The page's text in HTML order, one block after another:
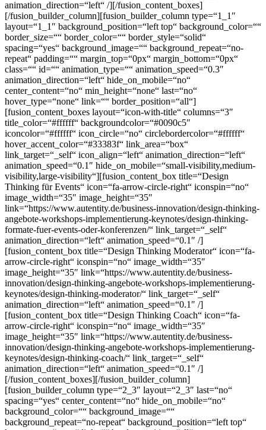
animation_direction=“left“ /][/fusion_content_boxes]
[/fusion_builder_column][fusion_builder_column type=“1_1″
layout=“1_1″ background_position=“left top“ background_color=““
border_size=““ border_color=““ border_style=“solid“
spacing=“yes“ background_image=““ background_repeat=“no-
repeat“ padding=““ margin_top=“0px“ margin_bottom=“0px“
class=““ id=““ animation_type=““ animation_speed=“0.3″
animation_direction=“left“ hide_on_mobile=“no“
center_content=“no“ min_height=“none“ last=“no“
hover_type=“none“ link=““ border_position=“all“]
[fusion_content_boxes layout=“icon-with-title“ columns=“3″
title_color=“#ffffff“ backgroundcolor=“#0090c5″
iconcolor=“#ffffff“ icon_circle=“no“ circlebordercolor=“#ffffff“
hover_accent_color=“#33383f“ link_area=“box“
link_target=“_self“ icon_align=“left“ animation_direction=“left“
animation_speed=“0.1″ hide_on_mobile=“small-visibility,medium-
visibility,large-visibility“][fusion_content_box title=“Design
Thinking für Events“ icon=“fa-arrow-circle-right“ iconspin=“no“
image_width=“35″ image_height=“35″
link=“https://www.autentity.de/business-innovation/design-thinking-
angebote-workshops-implementierung-keynotes/design-thinking-
formate-fuer-events-oder-konferenzen/“ link_target=“_self“
animation_direction=“left“ animation_speed=“0.1″ /]
[fusion_content_box title=“Design Thinking Moderator“ icon=“fa-
arrow-circle-right“ iconspin=“no“ image_width=“35″
image_height=“35″ link=“https://www.autentity.de/business-
innovation/design-thinking-angebote-workshops-implementierung-
keynotes/design-thinking-moderator/“ link_target=“_self“
animation_direction=“left“ animation_speed=“0.1″ /]
[fusion_content_box title=“Design Thinking Coach“ icon=“fa-
arrow-circle-right“ iconspin=“no“ image_width=“35″
image_height=“35″ link=“https://www.autentity.de/business-
innovation/design-thinking-angebote-workshops-implementierung-
keynotes/design-thinking-coach/“ link_target=“_self“
animation_direction=“left“ animation_speed=“0.1″ /]
[/fusion_content_boxes][/fusion_builder_column]
[fusion_builder_column type=“2_3″ layout=“2_3″ last=“no“
spacing=“yes“ center_content=“no“ hide_on_mobile=“no“
background_color=““ background_image=““
background_repeat=“no-repeat“ background_position=“left top“